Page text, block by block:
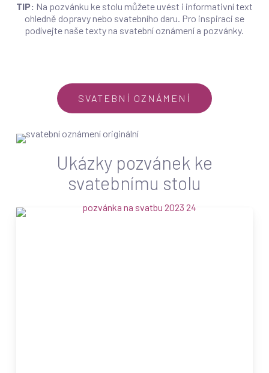
TIP: Na pozvánku ke stolu můžete uvést i informativní text
ohledně dopravy nebo svatebního daru. Pro inspiraci se
podívejte naše texty na svatební oznámení a pozvánky.
SVATEBNÍ OZNÁMENÍ
Ukázky pozvánek ke
svatebnímu stolu